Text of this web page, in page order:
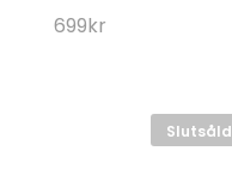
699kr
Slutsåld